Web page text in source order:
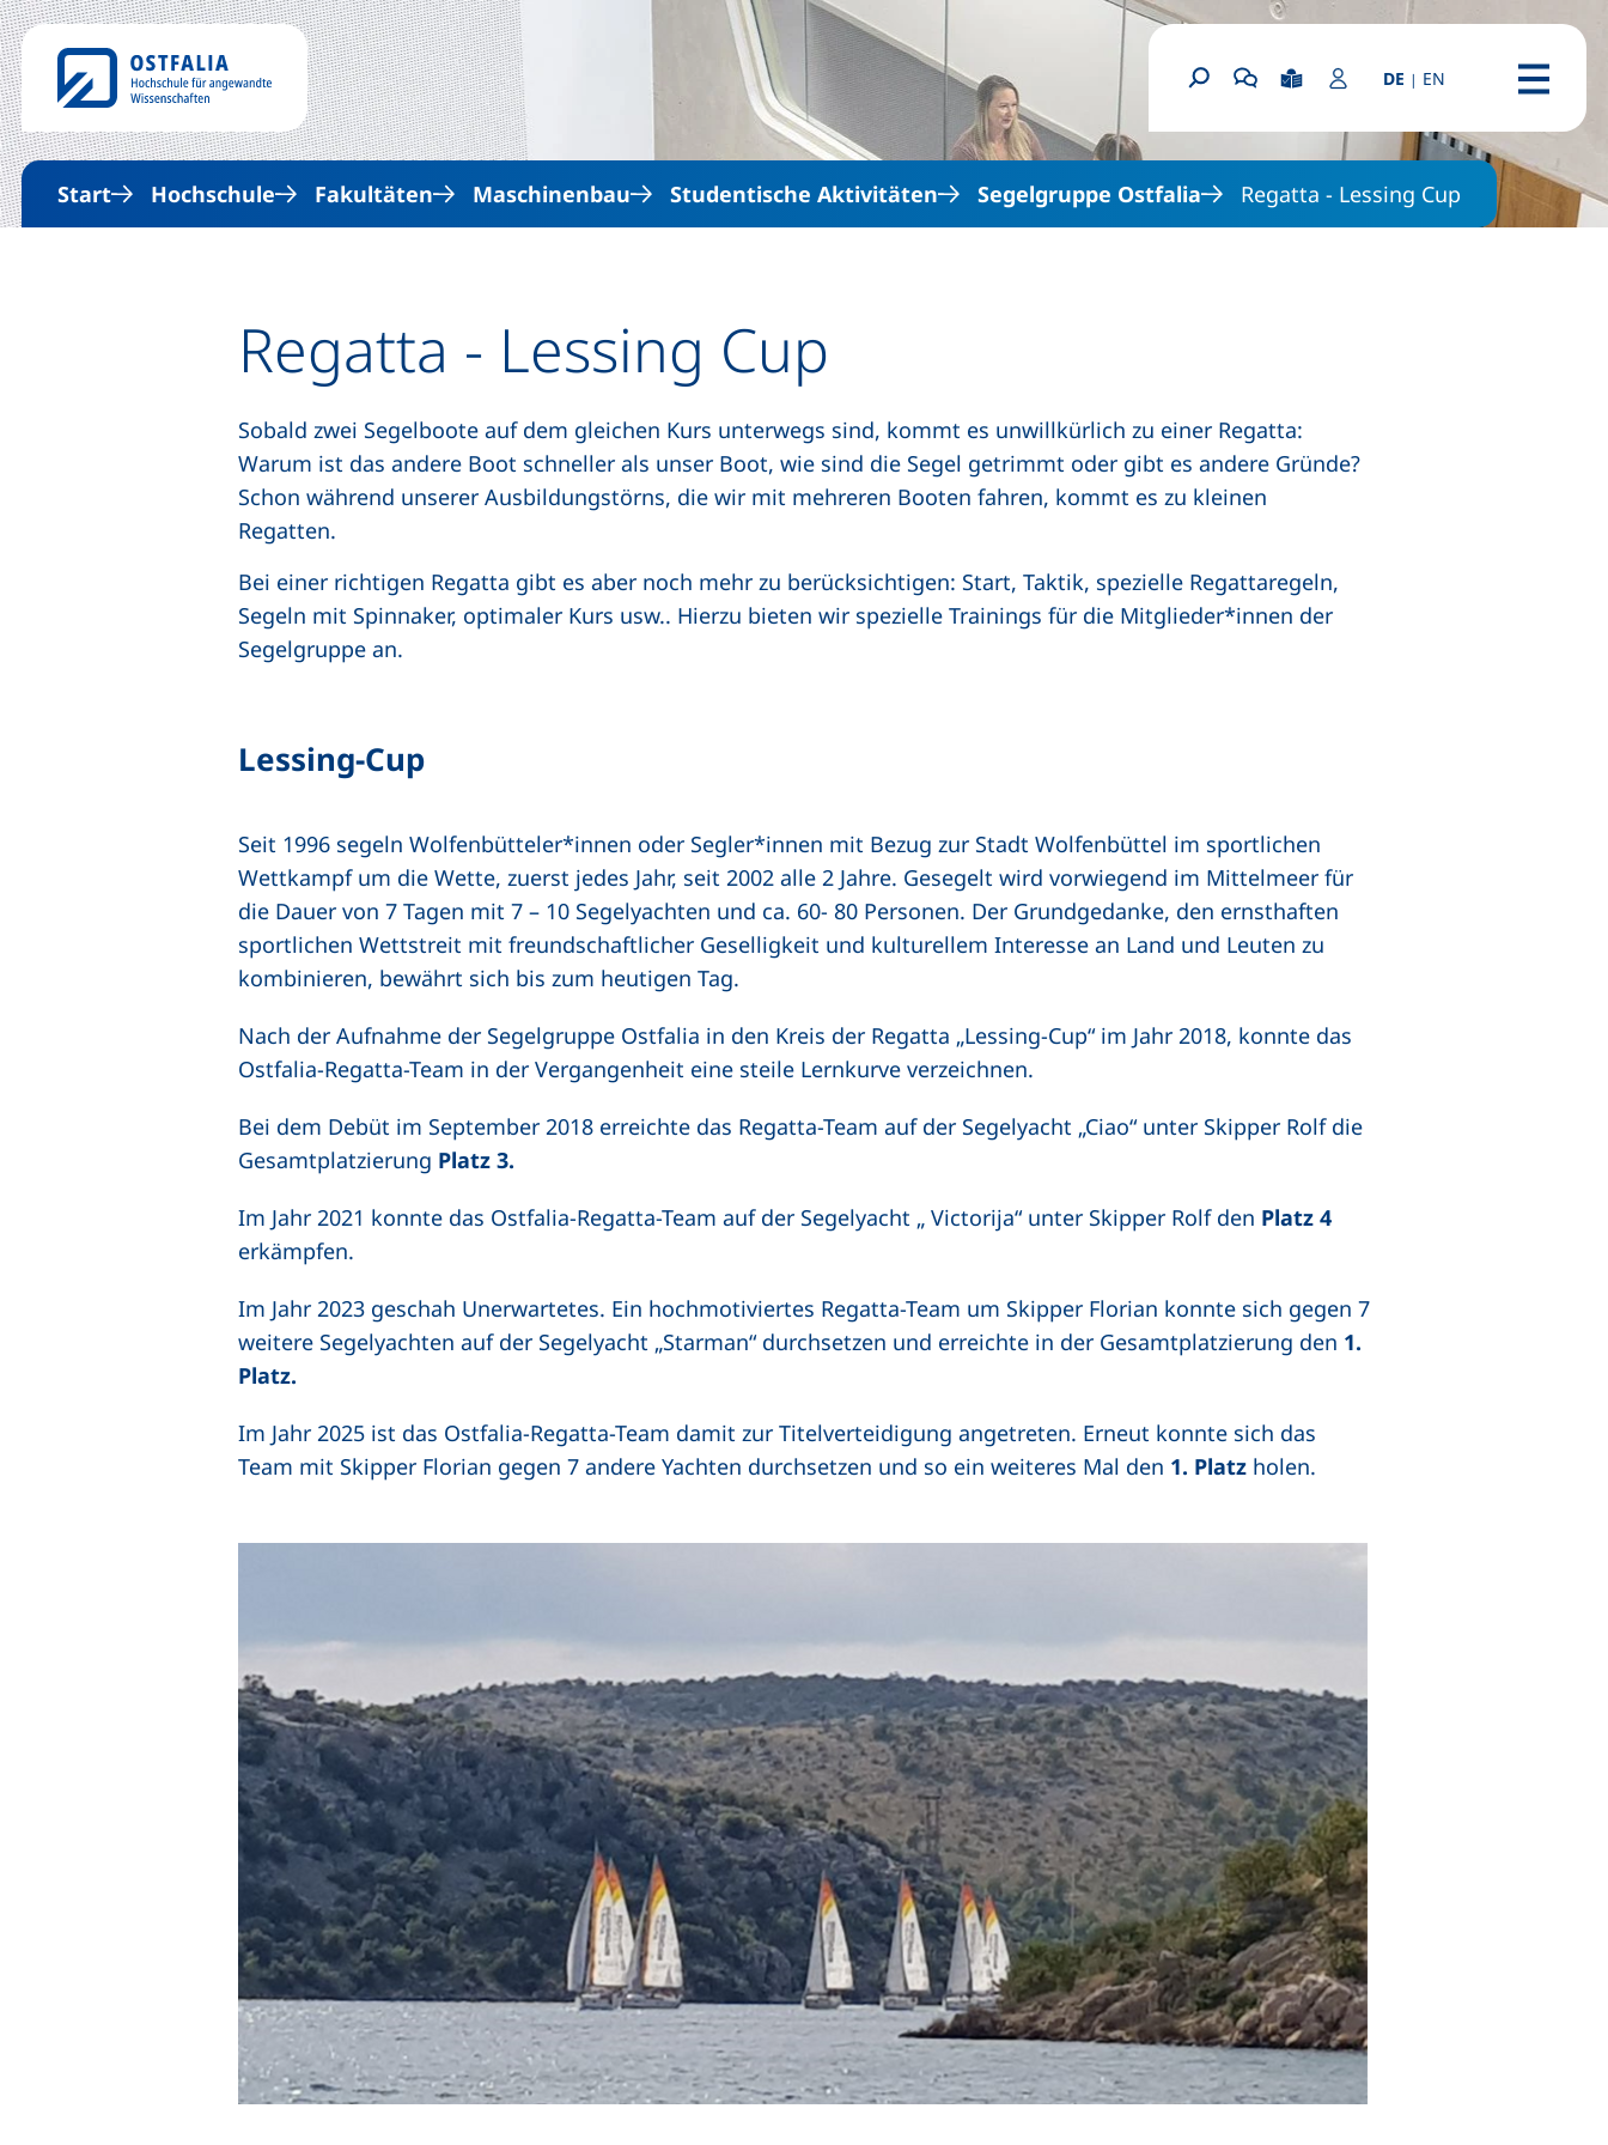
Direkt zum Inhalt
Suchformular
Chatbot OSCA starten
Leichte Sprache
Login Portal (externer Link,
DE | EN : EnglishMenü
Start Hochschule Fakultäten Maschinenbau Studentische Aktivitäten Segelgruppe Ostfalia Regatta - Lessing Cup
Regatta - Lessing Cup
Sobald zwei Segelboote auf dem gleichen Kurs unterwegs sind, kommt es unwillkürlich zu einer Regatta:
Warum ist das andere Boot schneller als unser Boot, wie sind die Segel getrimmt oder gibt es andere Gründe?
Schon während unserer Ausbildungstörns, die wir mit mehreren Booten fahren, kommt es zu kleinen
Regatten.
Bei einer richtigen Regatta gibt es aber noch mehr zu berücksichtigen: Start, Taktik, spezielle Regattaregeln,
Segeln mit Spinnaker, optimaler Kurs usw.. Hierzu bieten wir spezielle Trainings für die Mitglieder*innen der
Segelgruppe an.
Lessing-Cup
Seit 1996 segeln Wolfenbütteler*innen oder Segler*innen mit Bezug zur Stadt Wolfenbüttel im sportlichen
Wettkampf um die Wette, zuerst jedes Jahr, seit 2002 alle 2 Jahre. Gesegelt wird vorwiegend im Mittelmeer für
die Dauer von 7 Tagen mit 7 – 10 Segelyachten und ca. 60- 80 Personen. Der Grundgedanke, den ernsthaften
sportlichen Wettstreit mit freundschaftlicher Geselligkeit und kulturellem Interesse an Land und Leuten zu
kombinieren, bewährt sich bis zum heutigen Tag.
Nach der Aufnahme der Segelgruppe Ostfalia in den Kreis der Regatta „Lessing-Cup“ im Jahr 2018, konnte das
Ostfalia-Regatta-Team in der Vergangenheit eine steile Lernkurve verzeichnen.
Bei dem Debüt im September 2018 erreichte das Regatta-Team auf der Segelyacht „Ciao“ unter Skipper Rolf die
Gesamtplatzierung Platz 3.
Im Jahr 2021 konnte das Ostfalia-Regatta-Team auf der Segelyacht „ Victorija“ unter Skipper Rolf den Platz 4
erkämpfen.
Im Jahr 2023 geschah Unerwartetes. Ein hochmotiviertes Regatta-Team um Skipper Florian konnte sich gegen 7
weitere Segelyachten auf der Segelyacht „Starman“ durchsetzen und erreichte in der Gesamtplatzierung den 1.
Platz.
Im Jahr 2025 ist das Ostfalia-Regatta-Team damit zur Titelverteidigung angetreten. Erneut konnte sich das
Team mit Skipper Florian gegen 7 andere Yachten durchsetzen und so ein weiteres Mal den 1. Platz holen.